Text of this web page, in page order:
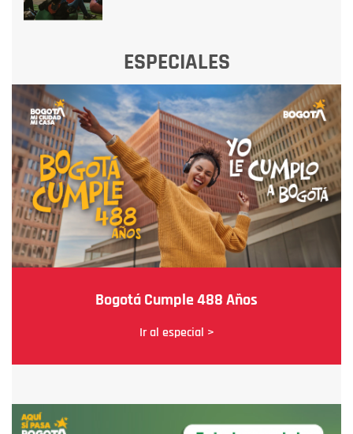
ESPECIALES
Bogotá Cumple 488 Años
Ir al especial >